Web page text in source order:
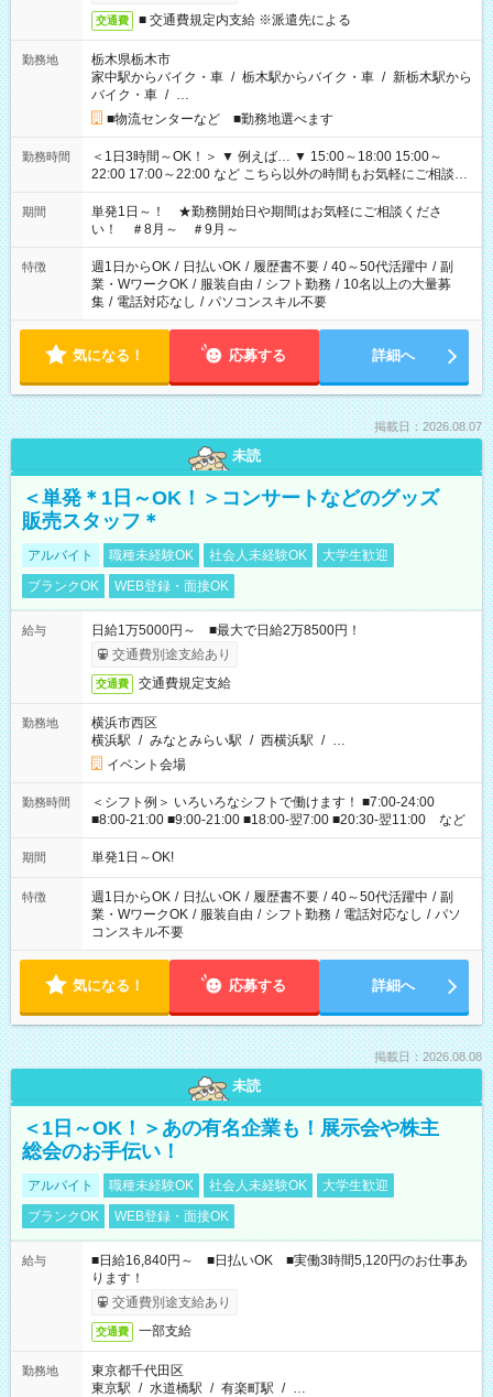
交通費 ■ 交通費規定内支給 ※派遣先による
勤務地
栃木県栃木市
家中駅からバイク・車 / 栃木駅からバイク・車 / 新栃木駅から
バイク・車 / …
■物流センターなど ■勤務地選べます
勤務時間
＜1日3時間～OK！＞ ▼ 例えば… ▼ 15:00～18:00 15:00～
22:00 17:00～22:00 など こちら以外の時間もお気軽にご相談く
ださい！
期間
単発1日～！ ★勤務開始日や期間はお気軽にご相談くださ
い！ ＃8月～ ＃9月～
特徴 週1日からOK / 日払いOK / 履歴書不要 / 40～50代活躍中 / 副
業・WワークOK / 服装自由 / シフト勤務 / 10名以上の大量募
集 / 電話対応なし / パソコンスキル不要
気になる！ 応募する 詳細へ
掲載日：2026.08.07
未読
＜単発＊1日～OK！＞コンサートなどのグッズ
販売スタッフ＊
アルバイト 職種未経験OK 社会人未経験OK
大学生歓迎
ブランクOK
WEB登録・面接OK
給与
日給1万5000円～ ■最大で日給2万8500円！
交通費別途支給あり
交通費 交通費規定支給
勤務地
横浜市西区
横浜駅 / みなとみらい駅 / 西横浜駅 / …
イベント会場
勤務時間
＜シフト例＞ いろいろなシフトで働けます！ ■7:00-24:00
■8:00-21:00 ■9:00-21:00 ■18:00-翌7:00 ■20:30-翌11:00 など
期間 単発1日～OK!
特徴 週1日からOK / 日払いOK / 履歴書不要 / 40～50代活躍中 / 副
業・WワークOK / 服装自由 / シフト勤務 / 電話対応なし / パソ
コンスキル不要
気になる！ 応募する 詳細へ
掲載日：2026.08.08
未読
＜1日～OK！＞あの有名企業も！展示会や株主
総会のお手伝い！
アルバイト 職種未経験OK 社会人未経験OK
大学生歓迎
ブランクOK
WEB登録・面接OK
給与
■日給16,840円～ ■日払いOK ■実働3時間5,120円のお仕事あ
ります！
交通費別途支給あり
交通費 一部支給
勤務地
東京都千代田区
東京駅 / 水道橋駅 / 有楽町駅 / …